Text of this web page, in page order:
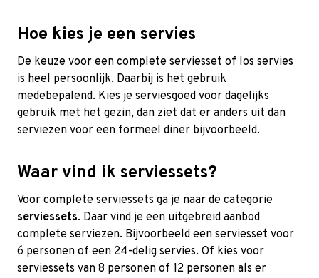
Hoe kies je een servies
De keuze voor een complete serviesset of los servies
is heel persoonlijk. Daarbij is het gebruik
medebepalend. Kies je serviesgoed voor dagelijks
gebruik met het gezin, dan ziet dat er anders uit dan
serviezen voor een formeel diner bijvoorbeeld.
Waar vind ik serviessets?
Voor complete serviessets ga je naar de categorie
serviessets. Daar vind je een uitgebreid aanbod
complete serviezen. Bijvoorbeeld een serviesset voor
6 personen of een 24-delig servies. Of kies voor
serviessets van 8 personen of 12 personen als er